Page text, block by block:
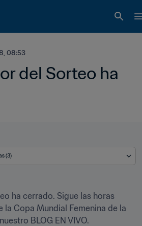
08:53
del Sorteo ha
(3)
ha cerrado. Sigue las horas
la Copa Mundial Femenina de la
BLOG EN VIVO.